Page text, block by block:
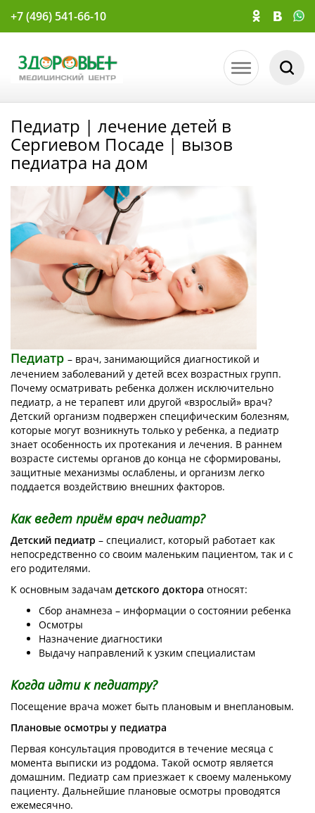
+7 (496) 541-66-10
Педиатр | лечение детей в
Сергиевом Посаде | вызов
педиатра на дом
Педиатр – врач, занимающийся диагностикой и
лечением заболеваний у детей всех возрастных групп.
Почему осматривать ребенка должен исключительно
педиатр, а не терапевт или другой «взрослый» врач?
Детский организм подвержен специфическим болезням,
которые могут возникнуть только у ребенка, а педиатр
знает особенность их протекания и лечения. В раннем
возрасте системы органов до конца не сформированы,
защитные механизмы ослаблены, и организм легко
поддается воздействию внешних факторов.
Как ведет приём врач педиатр?
Детский педиатр – специалист, который работает как
непосредственно со своим маленьким пациентом, так и с
его родителями.
К основным задачам детского доктора относят:
Сбор анамнеза – информации о состоянии ребенка
Осмотры
Назначение диагностики
Выдачу направлений к узким специалистам
Когда идти к педиатру?
Посещение врача может быть плановым и внеплановым.
Плановые осмотры у педиатра
Первая консультация проводится в течение месяца с
момента выписки из роддома. Такой осмотр является
домашним. Педиатр сам приезжает к своему маленькому
пациенту. Дальнейшие плановые осмотры проводятся
ежемесячно.